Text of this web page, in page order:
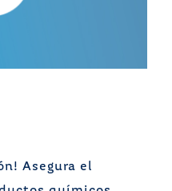
Asegura el